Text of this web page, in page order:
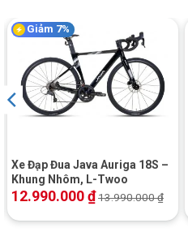
Giảm 7%
Xe Đạp Đua Java Auriga 18S –
Khung Nhôm, L-Twoo
12.990.000₫13.990.000₫